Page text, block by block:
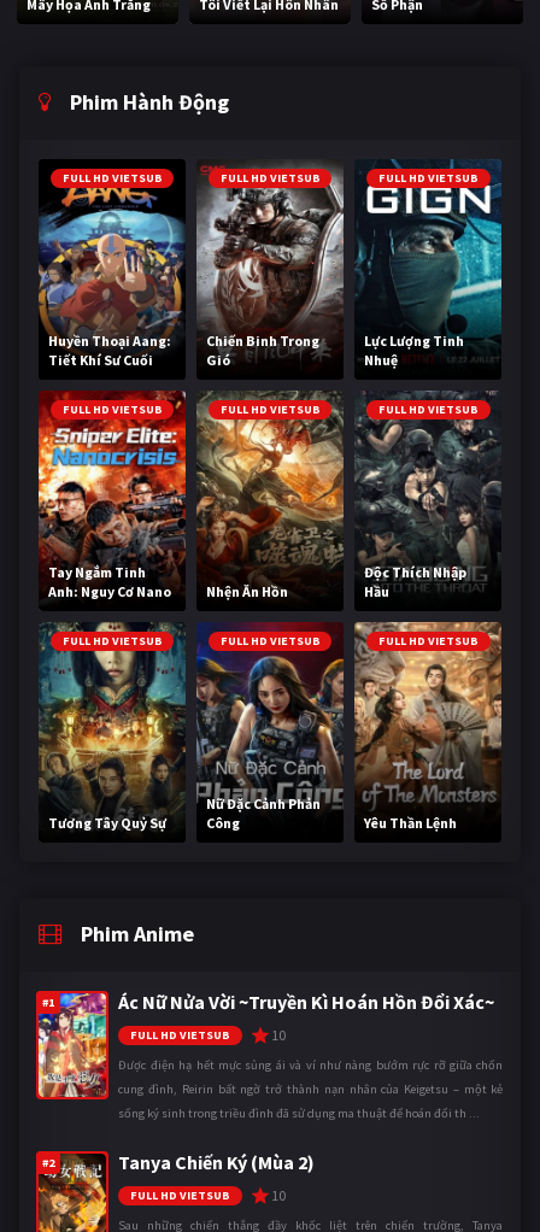
Mây Họa Ánh Trăng Tôi Viết Lại Hôn Nhân Số Phận
Phim Hành Động
FULL HD VIETSUB
Huyền Thoại Aang:
Tiết Khí Sư Cuối
Cùng
FULL HD VIETSUB
Chiến Binh Trong
Gió
FULL HD VIETSUB
Lực Lượng Tinh
Nhuệ
FULL HD VIETSUB
Tay Ngắm Tinh
Anh: Nguy Cơ Nano
FULL HD VIETSUB
Nhện Ăn Hồn
FULL HD VIETSUB
Độc Thích Nhập
Hầu
FULL HD VIETSUB
Tương Tây Quỷ Sự
FULL HD VIETSUB
Nữ Đặc Cảnh Phản
Công
FULL HD VIETSUB
Yêu Thần Lệnh
Phim Anime
#1 Ác Nữ Nửa Vời ~Truyền Kì Hoán Hồn Đổi Xác~
FULL HD VIETSUB 10
Được điện hạ hết mực sủng ái và ví như nàng bướm rực rỡ giữa chốn
cung đình, Reirin bất ngờ trở thành nạn nhân của Keigetsu – một kẻ
sống ký sinh trong triều đình đã sử dụng ma thuật để hoán đổi th ...
#2 Tanya Chiến Ký (Mùa 2)
FULL HD VIETSUB 10
Sau những chiến thắng đầy khốc liệt trên chiến trường, Tanya